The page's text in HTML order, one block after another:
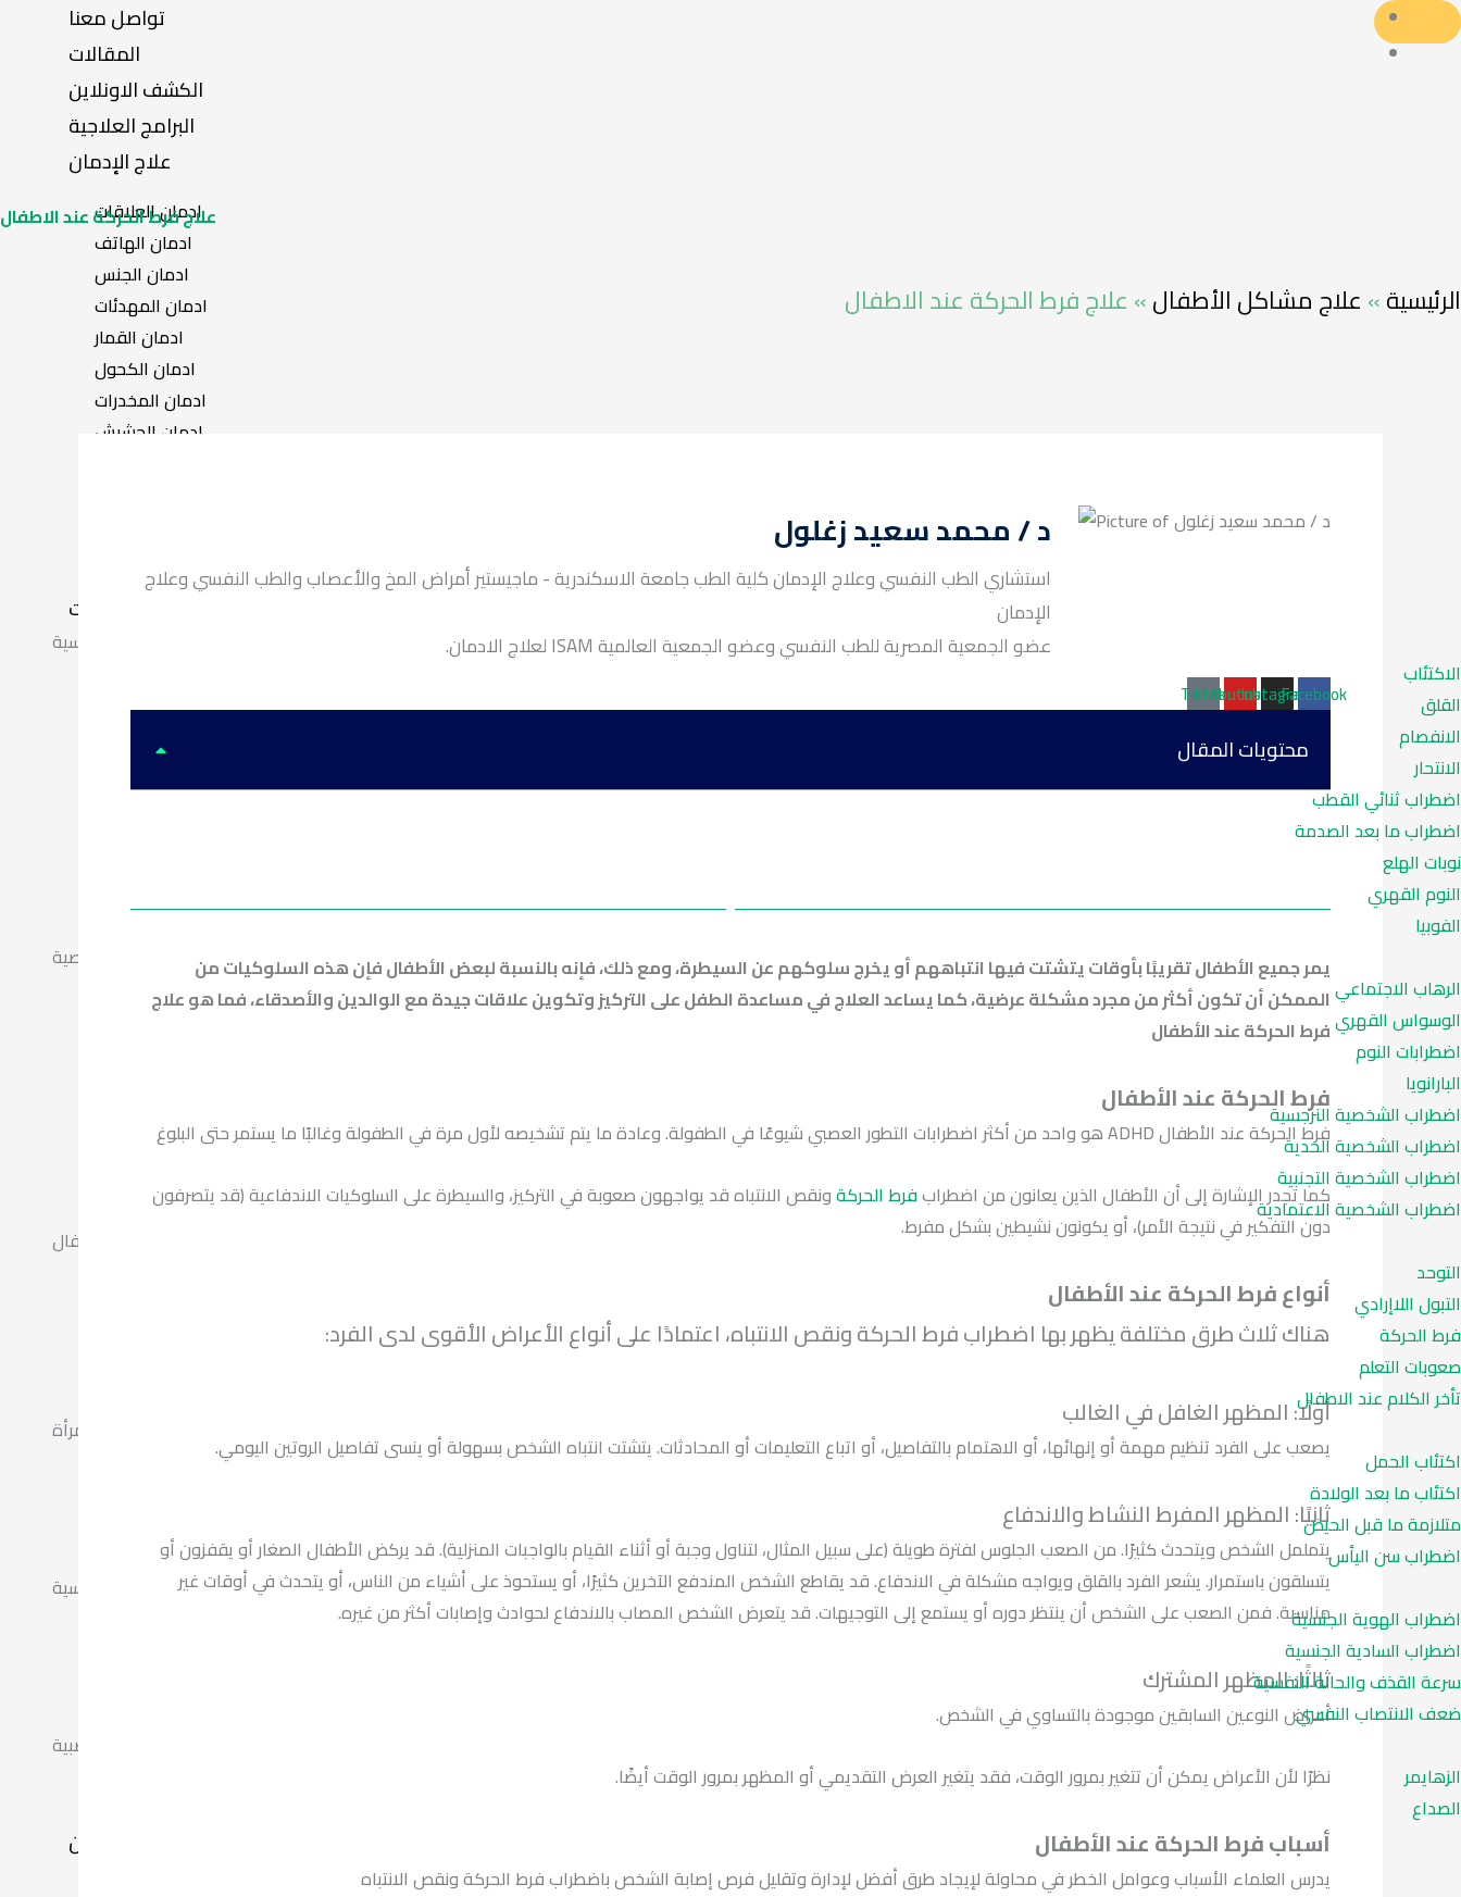
تواصل معنا
المقالات
الكشف الاونلاين
البرامج العلاجية
علاج الإدمان
ادمان العلاقات
ادمان الهاتف
ادمان الجنس
ادمان المهدئات
ادمان القمار
ادمان الكحول
ادمان المخدرات
ادمان الحشيش
الخدمات
علاج الامراض النفسية
الاكتئاب
القلق
الانفصام
الانتحار
اضطراب ثنائي القطب
اضطراب ما بعد الصدمة
نوبات الهلع
النوم القهري
الفوبيا
علاج الاضطرابات النفسية و الشخصية
الرهاب الاجتماعي
الوسواس القهري
اضطرابات النوم
البارانويا
اضطراب الشخصية النرجسية
اضطراب الشخصية الحدية
اضطراب الشخصية التجنبية
اضطراب الشخصية الاعتمادية
علاج مشاكل الأطفال
التوحد
التبول اللاإرادي
فرط الحركة
صعوبات التعلم
تأخر الكلام عند الاطفال
الصحة النفسية للمرأة
اكتئاب الحمل
اكتئاب ما بعد الولادة
متلازمة ما قبل الحيض
اضطراب سن اليأس
علاج الاضطرابات الجنسية
اضطراب الهوية الجنسية
اضطراب السادية الجنسية
سرعة القذف والحالة النفسية
ضعف الانتصاب النفسي
علاج الأمراض العصبية
الزهايمر
الصداع
من نحن
علاج فرط الحركة عند الاطفال
الرئيسية»علاج مشاكل الأطفال»علاج فرط الحركة عند الاطفال
د / محمد سعيد زغلول
استشاري الطب النفسي وعلاج الإدمان كلية الطب جامعة الاسكندرية - ماجيستير أمراض المخ والأعصاب والطب النفسي وعلاج
الإدمان
عضو الجمعية المصرية للطب النفسي وعضو الجمعية العالمية ISAM لعلاج الادمان.
TiktokYoutubeInstagramFacebook
محتويات المقال
يمر جميع الأطفال تقريبًا بأوقات يتشتت فيها انتباههم أو يخرج سلوكهم عن السيطرة، ومع ذلك، فإنه بالنسبة لبعض الأطفال فإن هذه السلوكيات من
الممكن أن تكون أكثر من مجرد مشكلة عرضية، كما يساعد العلاج في مساعدة الطفل على التركيز وتكوين علاقات جيدة مع الوالدين والأصدقاء، فما هو علاج
فرط الحركة عند الأطفال
فرط الحركة عند الأطفال
فرط الحركة عند الأطفال ADHD هو واحد من أكثر اضطرابات التطور العصبي شيوعًا في الطفولة. وعادة ما يتم تشخيصه لأول مرة في الطفولة وغالبًا ما يستمر حتى البلوغ
كما تجدر الإشارة إلى أن الأطفال الذين يعانون من اضطرابفرط الحركةونقص الانتباه قد يواجهون صعوبة في التركيز، والسيطرة على السلوكيات الاندفاعية (قد يتصرفون
دون التفكير في نتيجة الأمر)، أو يكونون نشيطين بشكل مفرط.
أنواع فرط الحركة عند الأطفال
هناك ثلاث طرق مختلفة يظهر بها اضطراب فرط الحركة ونقص الانتباه، اعتمادًا على أنواع الأعراض الأقوى لدى الفرد:
أولًا: المظهر الغافل في الغالب
يصعب على الفرد تنظيم مهمة أو إنهائها، أو الاهتمام بالتفاصيل، أو اتباع التعليمات أو المحادثات. يتشتت انتباه الشخص بسهولة أو ينسى تفاصيل الروتين اليومي.
ثانيًا: المظهر المفرط النشاط والاندفاع
يتململ الشخص ويتحدث كثيرًا. من الصعب الجلوس لفترة طويلة (على سبيل المثال، لتناول وجبة أو أثناء القيام بالواجبات المنزلية). قد يركض الأطفال الصغار أو يقفزون أو
يتسلقون باستمرار. يشعر الفرد بالقلق ويواجه مشكلة في الاندفاع. قد يقاطع الشخص المندفع الآخرين كثيرًا، أو يستحوذ على أشياء من الناس، أو يتحدث في أوقات غير
مناسبة. فمن الصعب على الشخص أن ينتظر دوره أو يستمع إلى التوجيهات. قد يتعرض الشخص المصاب بالاندفاع لحوادث وإصابات أكثر من غيره.
ثالثًا: المظهر المشترك
أعراض النوعين السابقين موجودة بالتساوي في الشخص.
نظرًا لأن الأعراض يمكن أن تتغير بمرور الوقت، فقد يتغير العرض التقديمي أو المظهر بمرور الوقت أيضًا.
أسباب فرط الحركة عند الأطفال
يدرس العلماء الأسباب وعوامل الخطر في محاولة لإيجاد طرق أفضل لإدارة وتقليل فرص إصابة الشخص باضطراب فرط الحركة ونقص الانتباه